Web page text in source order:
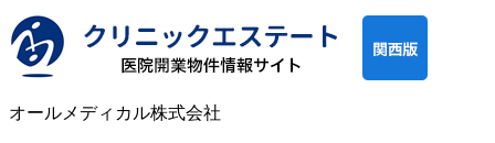
オールメディカル株式会社